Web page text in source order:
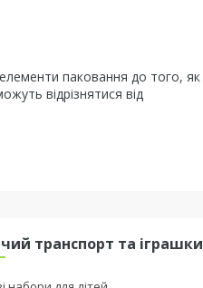
елементи паковання до того, як
відрізнятися від
транспорт та іграшки